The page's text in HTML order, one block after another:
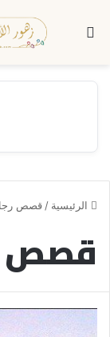
بحث عن
الرئيسية /قصص
قصص